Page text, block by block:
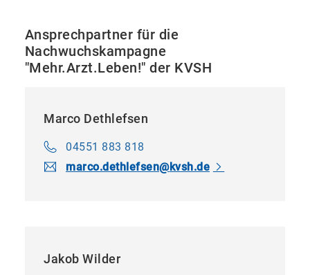
Ansprechpartner für die
Nachwuchskampagne
"Mehr.Arzt.Leben!" der KVSH
Marco Dethlefsen
04551 883 818
marco.dethlefsen​@kvsh.de
Jakob Wilder